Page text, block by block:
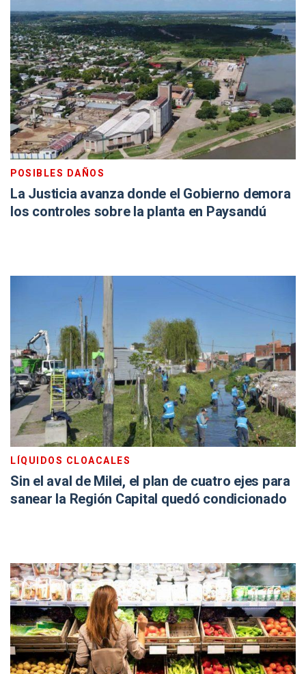
POSIBLES DAÑOS
La Justicia avanza donde el Gobierno demora
los controles sobre la planta en Paysandú
LÍQUIDOS CLOACALES
Sin el aval de Milei, el plan de cuatro ejes para
sanear la Región Capital quedó condicionado